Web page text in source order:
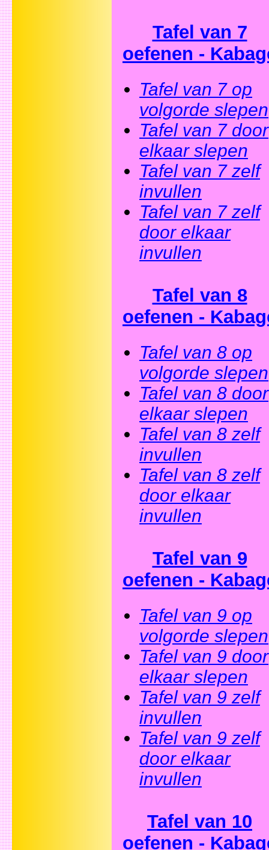
Tafel van 7
oefenen -
Tafel van 7 op
volgorde slepen
Tafel van 7 door
elkaar slepen
Tafel van 7 zelf
invullen
Tafel van 7 zelf
door elkaar
invullen
Tafel van 8
oefenen -
Tafel van 8 op
volgorde slepen
Tafel van 8 door
elkaar slepen
Tafel van 8 zelf
invullen
Tafel van 8 zelf
door elkaar
invullen
Tafel van 9
oefenen -
Tafel van 9 op
volgorde slepen
Tafel van 9 door
elkaar slepen
Tafel van 9 zelf
invullen
Tafel van 9 zelf
door elkaar
invullen
Tafel van 10
oefenen -